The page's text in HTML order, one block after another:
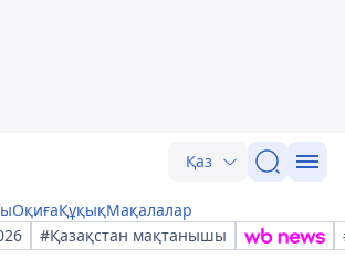
Қаз
ОқиғаҚұқықМақалалар
#Қазақстан мақтанышы